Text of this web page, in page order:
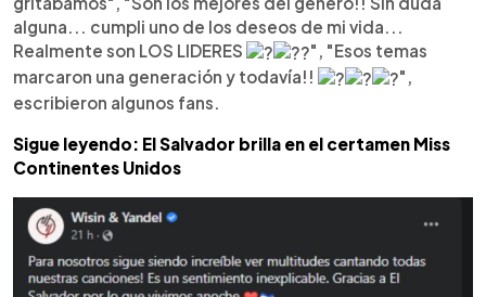
alguna... cumpli uno de los deseos de mi vida...
Realmente son LOS LIDERES
", "Esos temas
marcaron una generación y todavía!!
",
escribieron algunos fans.
Sigue leyendo: El Salvador brilla en el certamen Miss
Continentes Unidos